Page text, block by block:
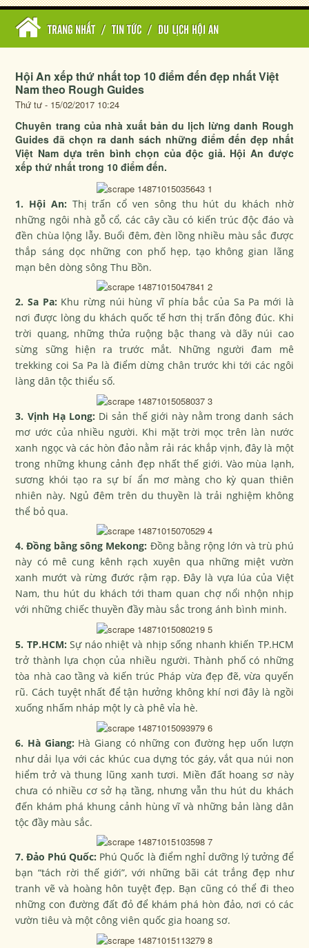
TRANG NHẤT / TIN TỨC / DU LỊCH HỘI AN
Hội An xếp thứ nhất top 10 điểm đến đẹp nhất Việt
Nam theo Rough Guides
Thứ tư - 15/02/2017 10:24
Chuyên trang của nhà xuất bản du lịch lừng danh Rough
Guides đã chọn ra danh sách những điểm đến đẹp nhất
Việt Nam dựa trên bình chọn của độc giả. Hội An được
xếp thứ nhất trong 10 điểm đến.
1. Hội An: Thị trấn cổ ven sông thu hút du khách nhờ
những ngôi nhà gỗ cổ, các cây cầu có kiến trúc độc đáo và
đền chùa lộng lẫy. Buổi đêm, đèn lồng nhiều màu sắc được
thắp sáng dọc những con phố hẹp, tạo không gian lãng
mạn bên dòng sông Thu Bồn.
2. Sa Pa: Khu rừng núi hùng vĩ phía bắc của Sa Pa mới là
nơi được lòng du khách quốc tế hơn thị trấn đông đúc. Khi
trời quang, những thửa ruộng bậc thang và dãy núi cao
sừng sững hiện ra trước mắt. Những người đam mê
trekking coi Sa Pa là điểm dừng chân trước khi tới các ngôi
làng dân tộc thiểu số.
3. Vịnh Hạ Long: Di sản thế giới này nằm trong danh sách
mơ ước của nhiều người. Khi mặt trời mọc trên làn nước
xanh ngọc và các hòn đảo nằm rải rác khắp vịnh, đây là một
trong những khung cảnh đẹp nhất thế giới. Vào mùa lạnh,
sương khói tạo ra sự bí ẩn mơ màng cho kỳ quan thiên
nhiên này. Ngủ đêm trên du thuyền là trải nghiệm không
thể bỏ qua.
4. Đồng bằng sông Mekong: Đồng bằng rộng lớn và trù phú
này có mê cung kênh rạch xuyên qua những miệt vườn
xanh mướt và rừng đước rậm rạp. Đây là vựa lúa của Việt
Nam, thu hút du khách tới tham quan chợ nổi nhộn nhịp
với những chiếc thuyền đầy màu sắc trong ánh bình minh.
5. TP.HCM: Sự náo nhiệt và nhịp sống nhanh khiến TP.HCM
trở thành lựa chọn của nhiều người. Thành phố có những
tòa nhà cao tầng và kiến trúc Pháp vừa đẹp đẽ, vừa quyến
rũ. Cách tuyệt nhất để tận hưởng không khí nơi đây là ngồi
xuống nhấm nháp một ly cà phê vỉa hè.
6. Hà Giang: Hà Giang có những con đường hẹp uốn lượn
như dải lụa với các khúc cua dựng tóc gáy, vắt qua núi non
hiểm trở và thung lũng xanh tươi. Miền đất hoang sơ này
chưa có nhiều cơ sở hạ tầng, nhưng vẫn thu hút du khách
đến khám phá khung cảnh hùng vĩ và những bản làng dân
tộc đầy màu sắc.
7. Đảo Phú Quốc: Phú Quốc là điểm nghỉ dưỡng lý tưởng để
bạn “tách rời thế giới”, với những bãi cát trắng đẹp như
tranh vẽ và hoàng hôn tuyệt đẹp. Bạn cũng có thể đi theo
những con đường đất đỏ để khám phá hòn đảo, nơi có các
vườn tiêu và một công viên quốc gia hoang sơ.